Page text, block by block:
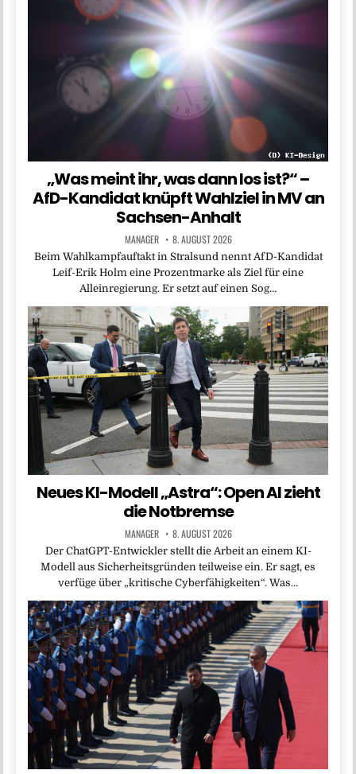
„Was meint ihr, was dann los ist?“ –
AfD-Kandidat knüpft Wahlziel in MV an
Sachsen-Anhalt
MANAGER 8. AUGUST 2026
Beim Wahlkampfauftakt in Stralsund nennt AfD-Kandidat
Leif-Erik Holm eine Prozentmarke als Ziel für eine
Alleinregierung. Er setzt auf einen Sog…
Neues KI-Modell „Astra“: Open AI zieht
die Notbremse
MANAGER 8. AUGUST 2026
Der ChatGPT-Entwickler stellt die Arbeit an einem KI-
Modell aus Sicherheitsgründen teilweise ein. Er sagt, es
verfüge über „kritische Cyberfähigkeiten“. Was…